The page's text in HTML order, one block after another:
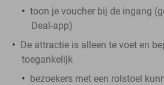
toon je voucher bij de ingang
Deal-app)
De attractie is alleen te voet en
toegankelijk
bezoekers met een rolstoel